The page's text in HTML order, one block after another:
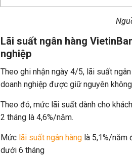
Lãi suất ngân hàng
nghiệp
Theo ghi nhận ngày 4/5, lãi suất
doanh nghiệp được giữ nguyên
Theo đó, mức lãi suất dành cho
2 tháng là 4,6%/năm.
Mức lãi suất ngân hàng là 5,1%/năm
dưới 6 tháng